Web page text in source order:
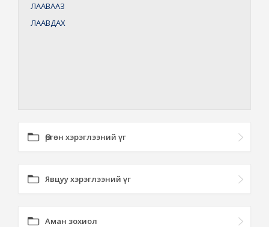
ЛААВААЗ
ЛААВДАХ
Өргөн хэрэглээний үг
Явцуу хэрэглээний үг
Аман зохиол